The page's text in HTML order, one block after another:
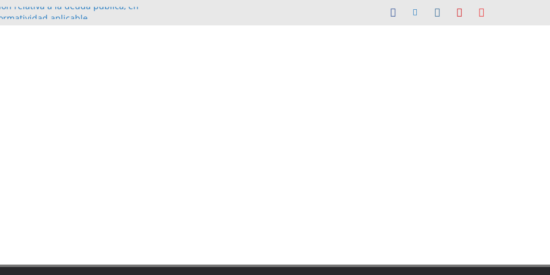
relativa a la deuda pública, en
Y CONTRATACIÓN DE OBRAS
LA LEY DE TRANSPARENCIA Y ACCESO A
DEL ESTADO DE GUERRERO